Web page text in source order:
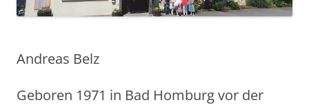
Andreas Belz
Geboren 1971 in Bad Homburg vor der